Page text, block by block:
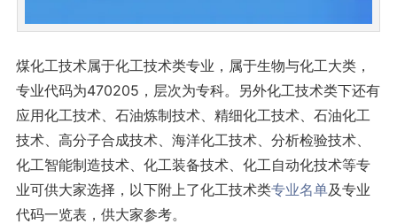
煤化工技术属于化工技术类专业，属于生物与化工大类，
专业代码为470205，层次为专科。另外化工技术类下还有
应用化工技术、石油炼制技术、精细化工技术、石油化工
技术、高分子合成技术、海洋化工技术、分析检验技术、
化工智能制造技术、化工装备技术、化工自动化技术等专
业可供大家选择，以下附上了化工技术类专业名单及专业
代码一览表，供大家参考。